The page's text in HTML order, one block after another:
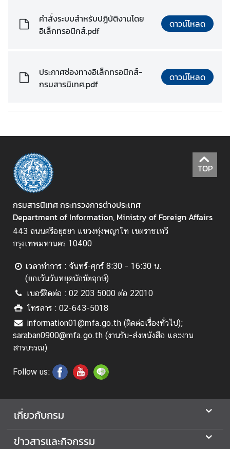
า
ว
ร
แ
ร
ร
ม
สื่
อ
ป
ร
ะ
ช
า
สั
ม
พั
น
ธ์
ก
ศ
คำสั่งระบบสำหรับปฏิบัติงานโดย
อิเล็กทรอนิกส์.pdf
ดาวน์โหลด
ประกาศช่องทางอิเล็กทรอนิกส์-
กรมสารนิเทศ.pdf
ดาวน์โหลด
TOP
กรมสารนิเทศ กระทรวงการต่างประเทศ
Department of Information, Ministry of Foreign Affairs
443 ถนนศรีอยุธยา แขวงทุ่งพญาไท เขตราชเทวี
กรุงเทพมหานคร 10400
เวลาทำการ : จันทร์-ศุกร์ 8:30 - 16:30 น.
(ยกเว้นวันหยุดนักขัตฤกษ์)
เบอร์ติดต่อ : 02 203 5000 ต่อ 22010
โทรสาร : 02-643-5018
information01@mfa.go.th (ติดต่อเรื่องทั่วไป);
saraban0900@mfa.go.th (งานรับ-ส่งหนังสือ และงาน
สารบรรณ)
Follow us:
เกี่ยวกับกรม
ข่าวสารและกิจกรรม